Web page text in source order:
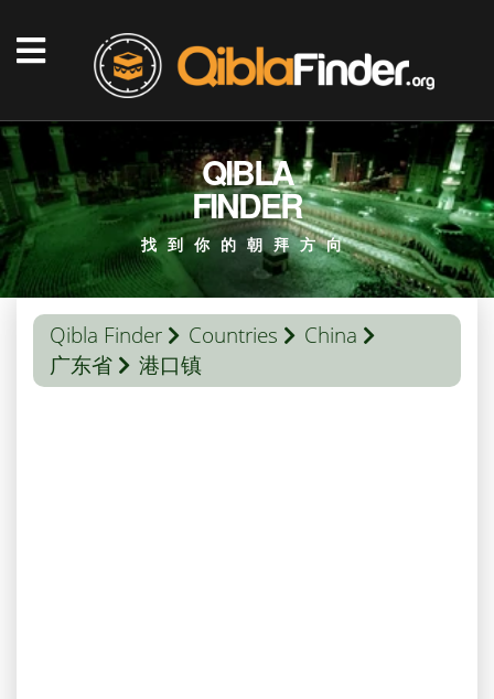
QIBLA
FINDER
找到你的朝拜方向
Qibla Finder Countries
China
广东省
港口镇